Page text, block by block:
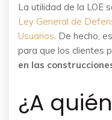
La utilidad de la LOE
Ley General de
Usuarios. De hecho,
para que los clientes
en las
¿A